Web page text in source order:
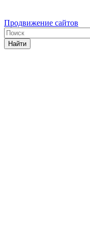
Продвижение сайтов
Найти